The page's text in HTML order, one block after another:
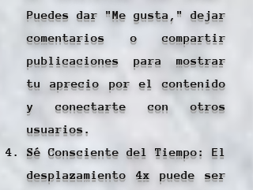
Puedes dar "Me gusta," dejar
comentarios o compartir
publicaciones para mostrar
tu aprecio por el contenido
y conectarte con otros
usuarios.
Sé Consciente del Tiempo: El
desplazamiento 4x puede ser